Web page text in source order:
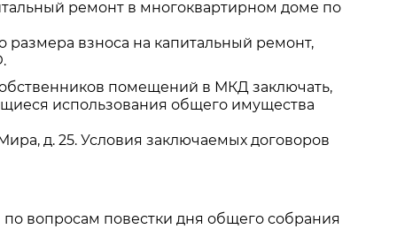
ремонт в многоквартирном доме по
размера взноса на капитальный ремонт,
помещений в МКД заключать,
использования общего имущества
д. 25. Условия заключаемых договоров
вопросам повестки дня общего собрания